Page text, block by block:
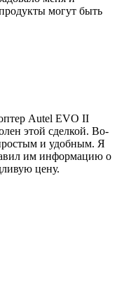
могут быть
Autel EVO II
этой сделкой. Во-
и удобным. Я
им информацию о
цену.